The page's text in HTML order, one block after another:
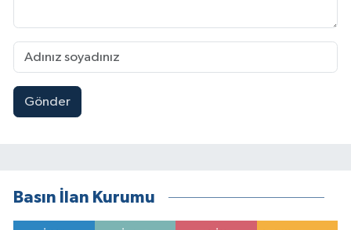
Gönder
Basın İlan Kurumu